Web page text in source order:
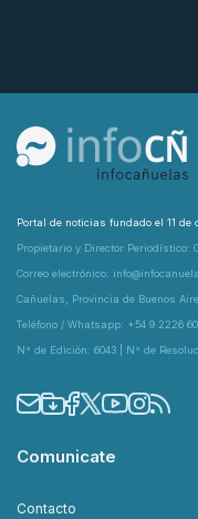
Portal de noticias fundado el 11 de
Propietario y Director Periodístico:
Correo electrónico:
Cañuelas, Provincia de Buenos
Teléfono / Whatsapp: +54 9 2226
N° de Edición: 6043 | N° de
Comunicate
Contacto